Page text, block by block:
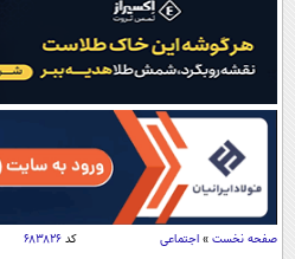
نظرسنجی
آب و هوا
اوقات شرعی
سواد زندگی
اقتصاد
صفحه نخست » اجتماعی کد ۶۸۳۸۲۶